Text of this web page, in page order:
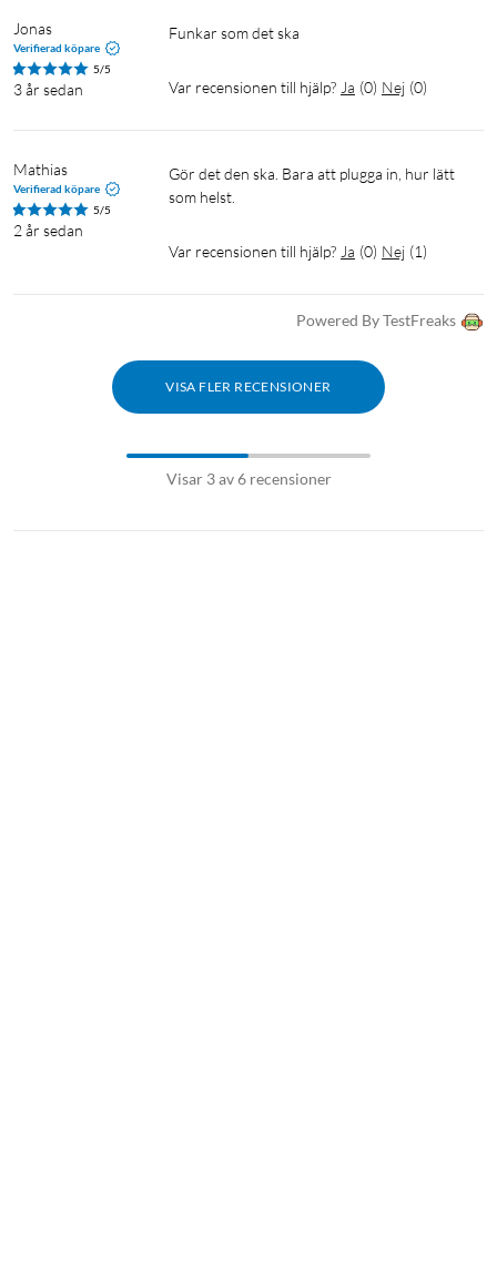
Jonas
Verifierad köpare
5/5
3 år sedan
Funkar som det ska
Var recensionen till hjälp? Ja (0) Nej (0)
Mathias
Verifierad köpare
5/5
2 år sedan
Gör det den ska. Bara att plugga in, hur lätt
som helst.
Var recensionen till hjälp? Ja (0) Nej (1)
Powered By TestFreaks
VISA FLER RECENSIONER
Visar 3 av 6 recensioner